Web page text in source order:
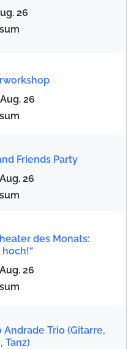
26
26
Friends Party
26
des Monats:
hoch!“
26
Andrade Trio (Gitarre,
Tanz)